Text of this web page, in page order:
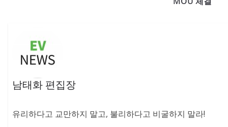
남태화 편집장
유리하다고 교만하지 말고, 불리하다고 비굴하지 말라!